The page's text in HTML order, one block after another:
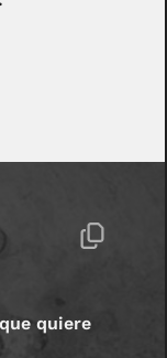
quiere